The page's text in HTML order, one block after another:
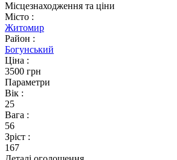
Місцезнаходження та ціни
Місто :
Житомир
Район :
Богунський
Ціна :
3500 грн
Параметри
Вік :
25
Вага :
56
Зріст :
167